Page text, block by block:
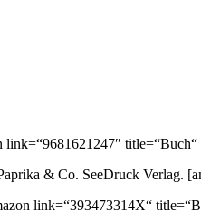
link=“9681621247″ title=“Buch“
& Co. SeeDruck Verlag.
link=“393473314X“